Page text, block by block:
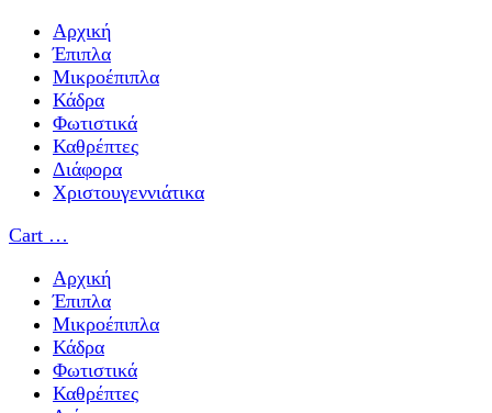
Αρχική
Έπιπλα
Μικροέπιπλα
Κάδρα
Φωτιστικά
Καθρέπτες
Διάφορα
Χριστουγεννιάτικα
Cart …
Αρχική
Έπιπλα
Μικροέπιπλα
Κάδρα
Φωτιστικά
Καθρέπτες